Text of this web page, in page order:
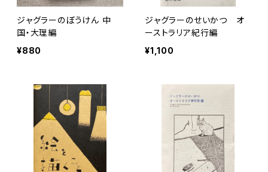
ジャグラーのぼうけん 中
国・大理編
¥880
ジャグラーのせいかつ オ
ーストラリア紀行編
¥1,100